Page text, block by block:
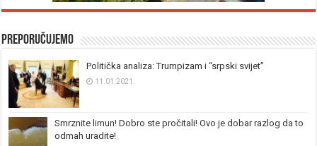
Preporučujemo
Politička analiza: Trumpizam i “srpski svijet”
11.01.2021.
Smrznite limun! Dobro ste pročitali! Ovo je dobar razlog da to
odmah uradite!